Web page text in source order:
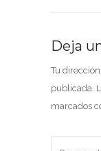
Deja
Tu
publicada.
marcados